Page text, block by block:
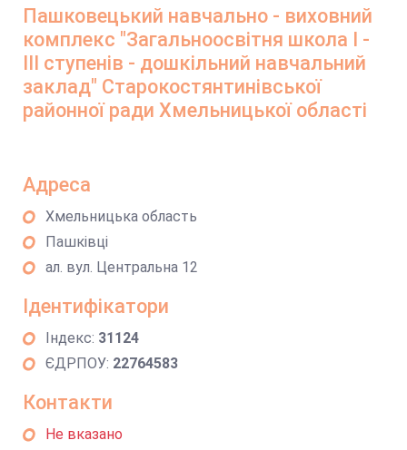
Пашковецький навчально - виховний
комплекс "Загальноосвітня школа І -
ІІІ ступенів - дошкільний навчальний
заклад" Старокостянтинівської
районної ради Хмельницької області
Адреса
Хмельницька область
Пашківці
ал. вул. Центральна 12
Ідентифікатори
Індекс: 31124
ЄДРПОУ: 22764583
Контакти
Не вказано